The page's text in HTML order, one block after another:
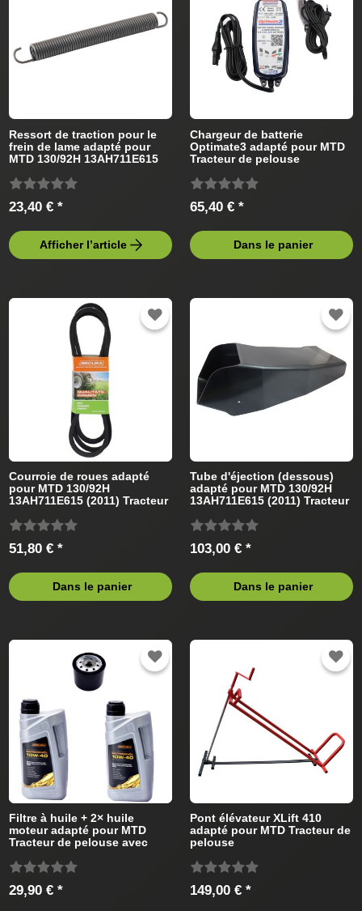
Ressort de traction pour le
frein de lame adapté pour
MTD 130/92H 13AH711E615
23,40 € *
Afficher l’article
Chargeur de batterie
Optimate3 adapté pour MTD
Tracteur de pelouse
65,40 € *
Dans le panier
Courroie de roues adapté
pour MTD 130/92H
13AH711E615 (2011) Tracteur
51,80 € *
Dans le panier
Tube d'éjection (dessous)
adapté pour MTD 130/92H
13AH711E615 (2011) Tracteur
103,00 € *
Dans le panier
Filtre à huile + 2× huile
moteur adapté pour MTD
Tracteur de pelouse avec
29,90 € *
Pont élévateur XLift 410
adapté pour MTD Tracteur de
pelouse
149,00 € *